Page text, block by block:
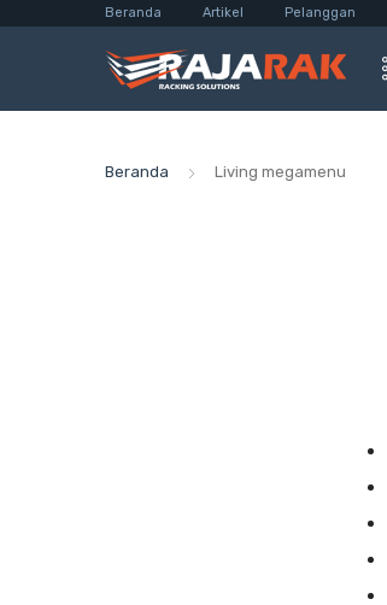
Beranda Artikel Pelanggan
Beranda Living megamenu